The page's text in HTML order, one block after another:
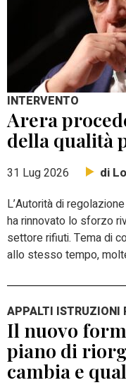
INTERVENTO
Arera
della qualità
31 Lug 2026 di
L’Autorità di
ha rinnovato lo sforzo
settore rifiuti. Tema di
allo stesso tempo,
APPALTI ISTRUZIONI
Il nuovo
piano di
cambia e